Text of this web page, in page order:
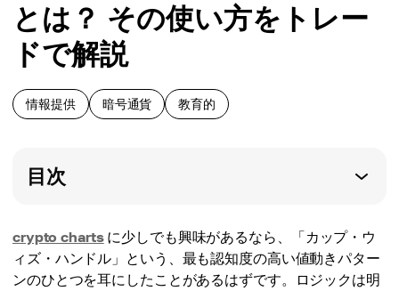
とは？ その使い方をトレー
ドで解説
情報提供 暗号通貨 教育的
目次
crypto chartsに少しでも興味があるなら、「カップ・ウ
ィズ・ハンドル」という、最も認知度の高い値動きパター
ンのひとつを耳にしたことがあるはずです。ロジックは明